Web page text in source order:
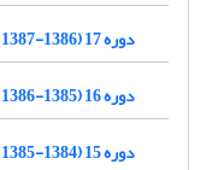
دوره 17 (1386-1387)
دوره 16 (1385-1386)
دوره 15 (1384-1385)